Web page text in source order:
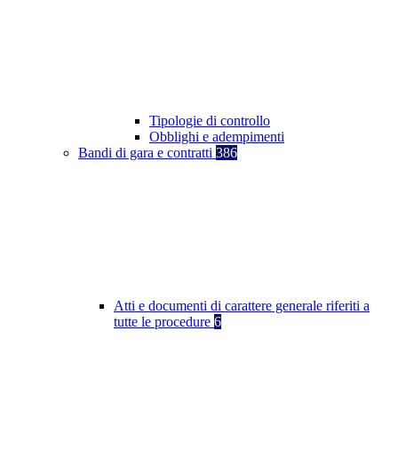
Tipologie di controllo
Obblighi e adempimenti
Bandi di gara e contratti 386
Atti e documenti di carattere generale riferiti a
tutte le procedure 6